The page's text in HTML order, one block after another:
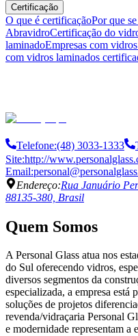
Certificação
O que é certificaçãoPor que
AbravidroCertificação do
laminadoEmpresas com
com vidros laminados
Telefone:(48) 3033-1333
Site:http://
Email:
Endereço:Rua Januário
88135-380, Brasil
Quem Somos
A Personal Glass atua nos
do Sul oferecendo vidros,
diversos segmentos da
especializada, a empresa está
soluções de projetos
revenda/vidraçaria Personal
e modernidade representam